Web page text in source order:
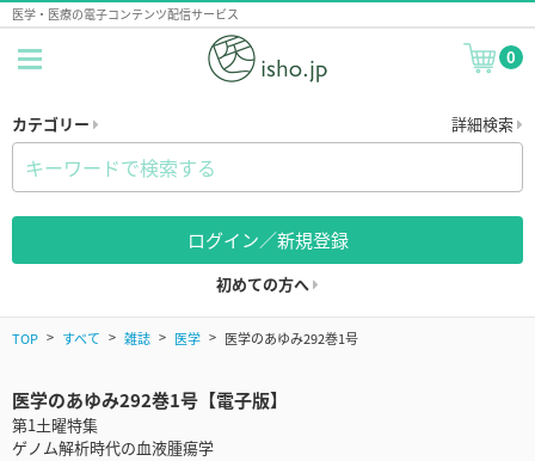
医学・医療の電子コンテンツ配信サービス
0
カテゴリー 詳細検索
ログイン／新規登録
初めての方へ
TOP すべて 雑誌 医学 医学のあゆみ292巻1号
医学のあゆみ292巻1号【電子版】
第1土曜特集
ゲノム解析時代の血液腫瘍学